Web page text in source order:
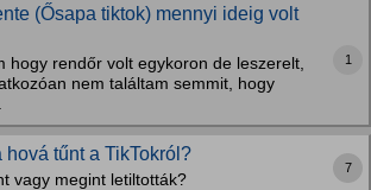
(Ősapa tiktok) mennyi ideig volt
hogy rendőr volt egykoron de leszerelt,
nem találtam semmit, hogy
1
hová tűnt a TikTokról?
vagy megint letiltották?
7